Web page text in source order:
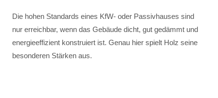
Die hohen Standards eines KfW- oder Passivhauses sind
nur erreichbar, wenn das Gebäude dicht, gut gedämmt und
energieeffizient konstruiert ist. Genau hier spielt Holz seine
besonderen Stärken aus.